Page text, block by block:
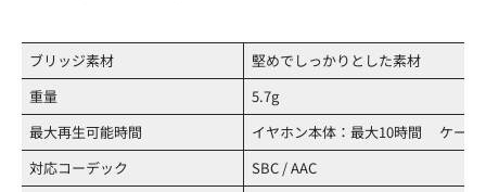
ブリッジ素材
堅めでしっかりとした素材
重量
5.7g
最大再生可能時間
イヤホン本体：最大10時間 ケース
対応コーデック
SBC / AAC